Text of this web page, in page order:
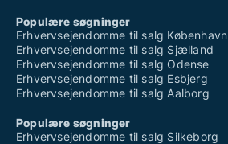
Populære søgninger
Erhvervsejendomme til salg København
Erhvervsejendomme til salg Sjælland
Erhvervsejendomme til salg Odense
Erhvervsejendomme til salg Esbjerg
Erhvervsejendomme til salg Aalborg
Populære søgninger
Erhvervsejendomme til salg Silkeborg